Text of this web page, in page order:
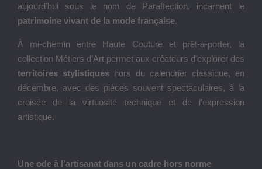
aujourd’hui sous le nom de Paraffection, incarnent le
patrimoine vivant de la mode française.
À mi-chemin entre Haute Couture et prêt-à-porter, la
collection Métiers d’Art permet aux créateurs d’explorer des
territoires stylistiques hors du calendrier classique, en
décembre, avec des pièces souvent spectaculaires, à la
croisée de la virtuosité technique et de l’expression
artistique.
Une ode à l’artisanat dans un cadre hors norme